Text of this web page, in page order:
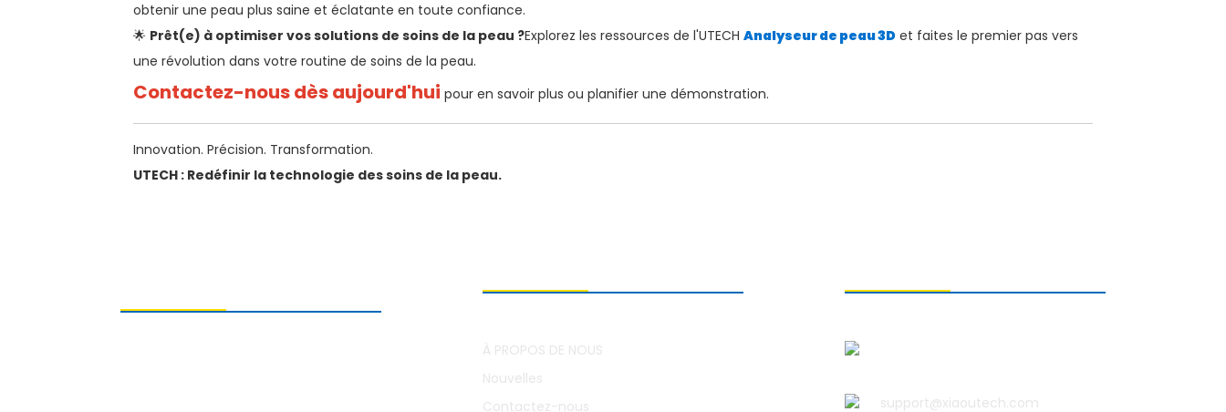
obtenir une peau plus saine et éclatante en toute confiance.
🌟 Prêt(e) à optimiser vos solutions de soins de la peau ?Explorez les ressources de l'UTECH Analyseur de peau 3D et faites le premier pas vers
une révolution dans votre routine de soins de la peau.
Contactez-nous dès aujourd'hui pour en savoir plus ou planifier une démonstration.
Innovation. Précision. Transformation.
UTECH : Redéfinir la technologie des soins de la peau.
support@xiaoutech.com
À PROPOS DE NOUS
Nouvelles
Contactez-nous